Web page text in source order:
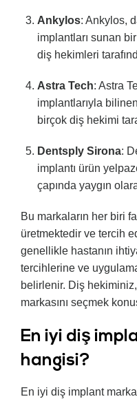
Ankylos: Ankylos,
implantları sunan
diş hekimleri
Astra Tech: Astra
implantlarıyla
birçok diş hekimi
Dentsply Sirona:
implantı ürün
çapında yaygın
Bu markaların her biri
üretmektedir ve tercih
genellikle hastanın
tercihlerine ve
belirlenir. Diş
markasını seçmek
En iyi diş
hangisi?
En iyi diş implant